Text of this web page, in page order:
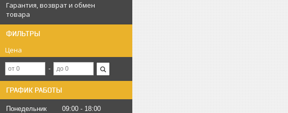
Гарантия, возврат и обмен
товара
ФИЛЬТРЫ
Цена
ГРАФИК РАБОТЫ
Понедельник 09:00
18:00